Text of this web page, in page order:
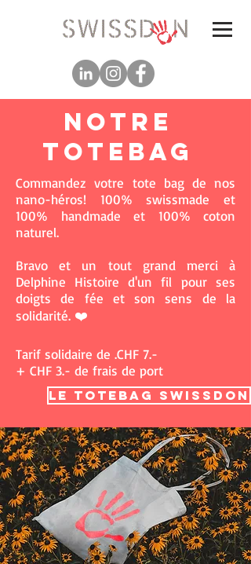
Notre
totebag
Commandez votre tote bag de nos
nano-héros! 100% swissmade et
100% handmade et 100% coton
naturel.
Bravo et un tout grand merci à
Delphine Histoire d'un fil pour ses
doigts de fée et son sens de la
solidarité. ❤️
Tarif solidaire de .CHF 7.-
+ CHF 3.- de frais de port
le totebag swissdon